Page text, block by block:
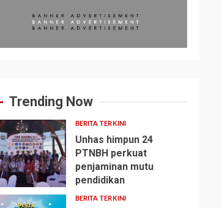
Trending Now
BERITA TERKINI
Unhas himpun 24
PTNBH perkuat
penjaminan mutu
pendidikan
BERITA TERKINI